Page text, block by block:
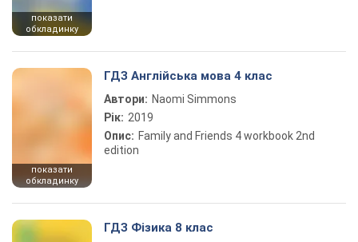
показати
обкладинку
показати
обкладинку
ГДЗ Англійська мова 4 клас
Автори: Naomi Simmons
Рік: 2019
Опис: Family and Friends 4 workbook 2nd
edition
ГДЗ Фізика 8 клас